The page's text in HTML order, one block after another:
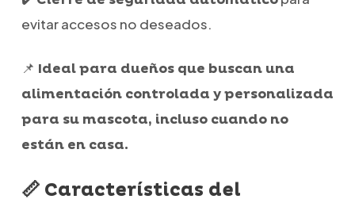
evitar accesos no deseados.
📌 Ideal para dueños que buscan una
alimentación controlada y personalizada
para su mascota, incluso cuando no
están en casa.
📏 Características del